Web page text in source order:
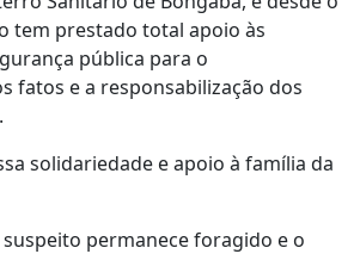
tem prestado total apoio às
pública para o
fatos e a responsabilização dos
solidariedade e apoio à família da
permanece foragido e o